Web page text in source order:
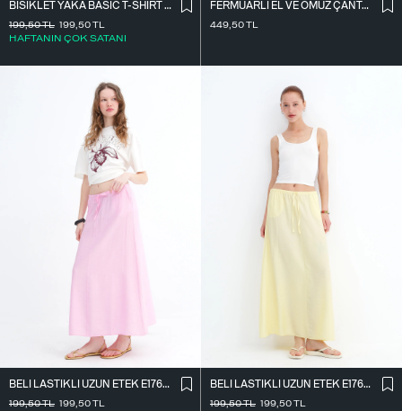
BISIKLET YAKA BASIC T-SHIRT P1002-E8
199,50TL
HAFTANIN ÇOK SATANI
199,50TL
FERMUARLI EL VE OMUZ ÇANTASI Ç1064
449,50TL
BELI LASTIKLI UZUN ETEK E17627
199,50TL 199,50TL
BELI LASTIKLI UZUN ETEK E17627
199,50TL 199,50TL